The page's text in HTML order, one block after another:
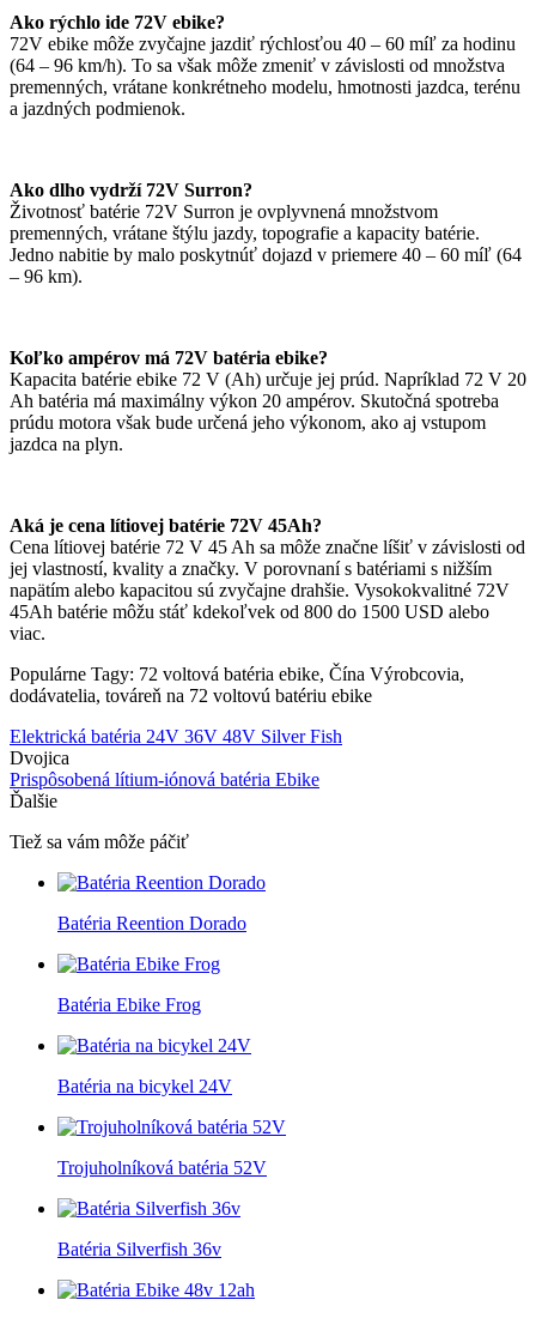
Ako rýchlo ide 72V ebike?
72V ebike môže zvyčajne jazdiť rýchlosťou 40 – 60 míľ za hodinu
(64 – 96 km/h). To sa však môže zmeniť v závislosti od množstva
premenných, vrátane konkrétneho modelu, hmotnosti jazdca, terénu
a jazdných podmienok.
Ako dlho vydrží 72V Surron?
Životnosť batérie 72V Surron je ovplyvnená množstvom
premenných, vrátane štýlu jazdy, topografie a kapacity batérie.
Jedno nabitie by malo poskytnúť dojazd v priemere 40 – 60 míľ (64
– 96 km).
Koľko ampérov má 72V batéria ebike?
Kapacita batérie ebike 72 V (Ah) určuje jej prúd. Napríklad 72 V 20
Ah batéria má maximálny výkon 20 ampérov. Skutočná spotreba
prúdu motora však bude určená jeho výkonom, ako aj vstupom
jazdca na plyn.
Aká je cena lítiovej batérie 72V 45Ah?
Cena lítiovej batérie 72 V 45 Ah sa môže značne líšiť v závislosti od
jej vlastností, kvality a značky. V porovnaní s batériami s nižším
napätím alebo kapacitou sú zvyčajne drahšie. Vysokokvalitné 72V
45Ah batérie môžu stáť kdekoľvek od 800 do 1500 USD alebo
viac.
Populárne Tagy: 72 voltová batéria ebike, Čína Výrobcovia,
dodávatelia, továreň na 72 voltovú batériu ebike
Elektrická batéria 24V 36V 48V Silver Fish
Dvojica
Prispôsobená lítium-iónová batéria Ebike
Ďalšie
Tiež sa vám môže páčiť
Batéria Reention Dorado
Batéria Ebike Frog
Batéria na bicykel 24V
Trojuholníková batéria 52V
Batéria Silverfish 36v